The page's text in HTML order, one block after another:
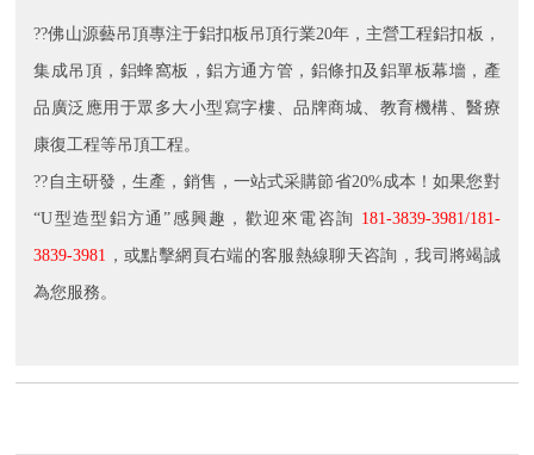
??佛山源藝吊頂專注于鋁扣板吊頂行業20年，主營工程鋁扣板，
集成吊頂，鋁蜂窩板，鋁方通方管，鋁條扣及鋁單板幕墻，產
品廣泛應用于眾多大小型寫字樓、品牌商城、教育機構、醫療
康復工程等吊頂工程。
??自主研發，生產，銷售，一站式采購節省20%成本！如果您對
“U型造型鋁方通”感興趣，歡迎來電咨詢 181-3839-3981/181-
3839-3981 ，或點擊網頁右端的客服熱線聊天咨詢，我司將竭誠
為您服務。